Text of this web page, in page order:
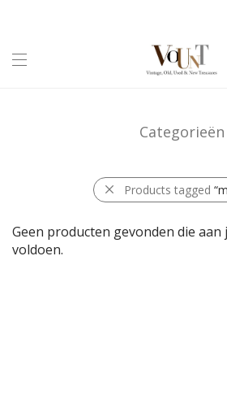
Categorieën
Products tagged
Geen producten gevonden die aan
voldoen.